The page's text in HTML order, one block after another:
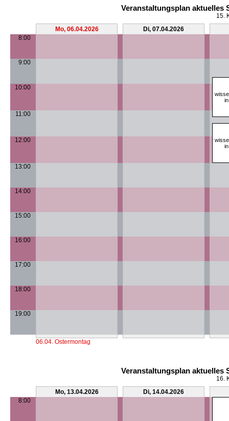
Veranstaltungsplan aktuelles
15.
Mo, 06.04.2026
Di, 07.04.2026
8:00
9:00
10:00
11:00
12:00
13:00
14:00
15:00
16:00
17:00
18:00
19:00
06.04. Ostermontag
Veranstaltungsplan aktuelles
16.
Mo, 13.04.2026
Di, 14.04.2026
8:00